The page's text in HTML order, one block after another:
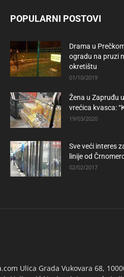
POPULARNI POSTOVI
Drama u
ogradu na pruzi
okretištu
01/10/2019
Žena u Zapruđu
vrećica kvasca:
19/03/2020
Sve veći interes
linije od
02/02/2017
Ulica Grada Vukovara 68,